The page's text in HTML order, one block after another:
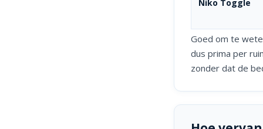
Niko Toggle
Goed om te
dus prima per
zonder dat de